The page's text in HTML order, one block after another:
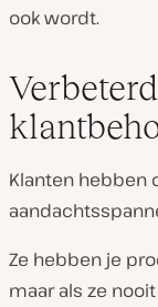
ook wordt.
Klanten hebben
Ze hebben je
maar als ze